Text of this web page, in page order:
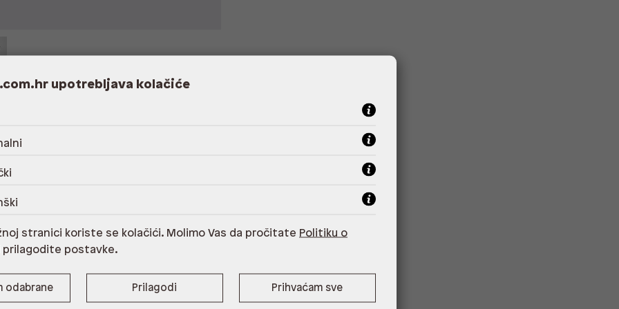
poliester,Održavanje sukladno simbolima
cm
upotrebljava kolačiće
stranici koriste se kolačići. Molimo Vas da pročitate Politiku o
prilagodite postavke.
odabrane Prilagodi Prihvaćam sve